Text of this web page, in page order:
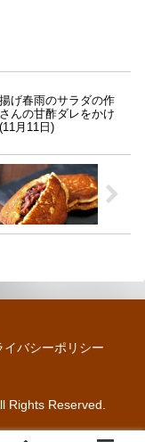
げ春雨のサラダの作
んの甘酢ダレをかけ
月11日)
イバシーポリシー
Rights Reserved.